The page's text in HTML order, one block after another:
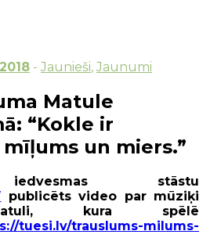
- Jaunieši, Jaunumi
Matule
“Kokle ir
un miers.”
stāstu
publicēts video par mūziķi
kura spēlē
tuesi.lv/trauslums-milums-